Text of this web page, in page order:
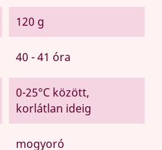
120 g
40 - 41 óra
0-25°C között,
korlátlan ideig
mogyoró